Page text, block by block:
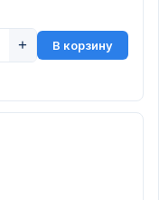
+ В корзину